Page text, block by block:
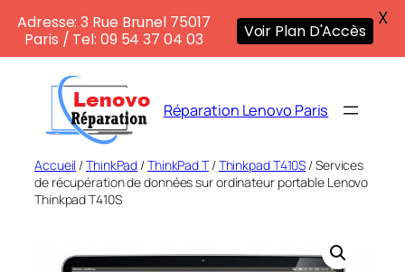
contenu
Réparation Lenovo Paris
Accueil /ThinkPad /ThinkPad T/Thinkpad T410S / Services
de récupération de données sur ordinateur portable Lenovo
Thinkpad T410S
Adresse: 3 Rue Brunel 75017
Paris / Tel: 09 54 37 04 03
Voir Plan D'Accès
X